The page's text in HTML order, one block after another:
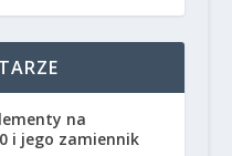
na
i jego zamiennik